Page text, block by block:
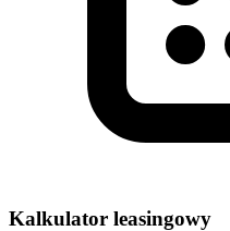
Kalkulator leasingowy